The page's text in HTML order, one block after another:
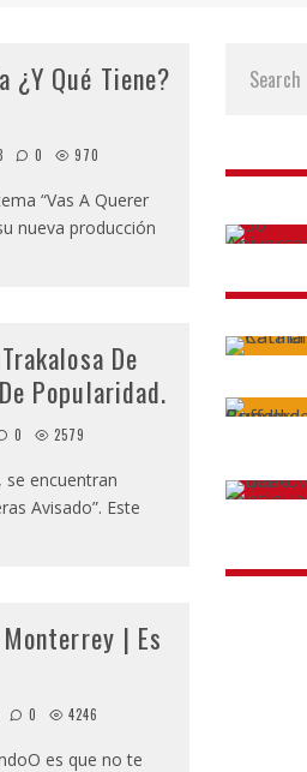
¿Y Qué Tiene?
0 970
“Vas A Querer
nueva producción
De
Popularidad.
0 2579
se encuentran
Avisado”. Este
| Es
0 4246
es que no te